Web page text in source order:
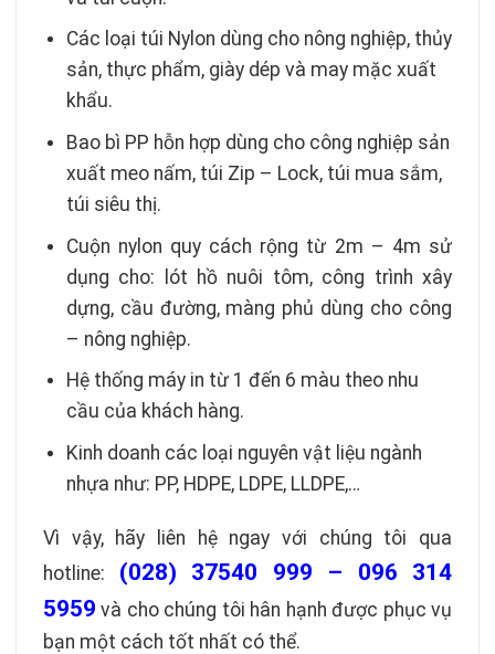
Các loại túi Nylon dùng cho nông nghiệp, thủy
sản, thực phẩm, giày dép và may mặc xuất
khẩu.
Bao bì PP hỗn hợp dùng cho công nghiệp sản
xuất meo nấm, túi Zip – Lock, túi mua sắm,
túi siêu thị.
Cuộn nylon quy cách rộng từ 2m – 4m sử
dụng cho: lót hồ nuôi tôm, công trình xây
dựng, cầu đường, màng phủ dùng cho công
– nông nghiệp.
Hệ thống máy in từ 1 đến 6 màu theo nhu
cầu của khách hàng.
Kinh doanh các loại nguyên vật liệu ngành
nhựa như: PP, HDPE, LDPE, LLDPE,…
Vì vậy, hãy liên hệ ngay với chúng tôi qua
hotline: (028) 37540 999 – 096 314
5959 và cho chúng tôi hân hạnh được phục vụ
bạn một cách tốt nhất có thể.